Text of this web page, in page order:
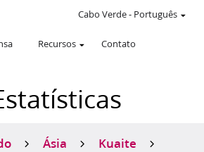
Recursos Contato
Cabo Verde- Português
Ásia Kuaite